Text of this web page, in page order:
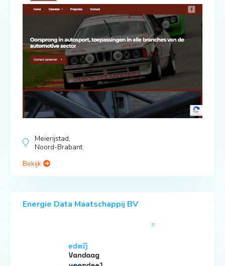
Meierijstad,
Noord-Brabant
Bekijk
Energie Data Maatschappij BV